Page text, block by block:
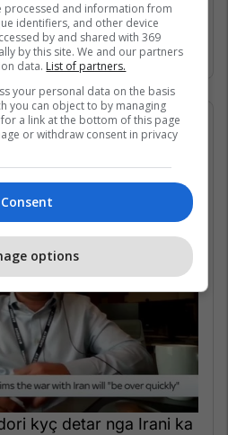
janë në gjendje të arrijnë
shkak të bllokadës
mund të
e Hormuzit?
kyç detar nga Irani ka
processed and information from
identifiers, and other device
by and shared with 369
by this site. We and our partners
data. List of partners.
your personal data on the basis
you can object to by managing
a link at the bottom of this page
or withdraw consent in privacy
Consent
options